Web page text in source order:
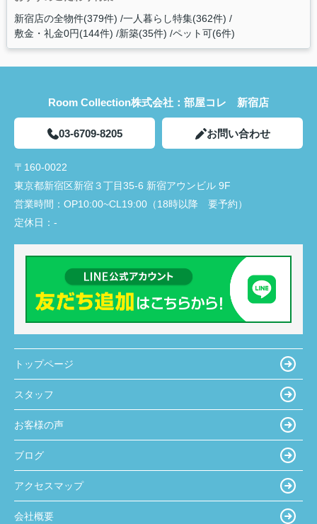
新宿店の全物件(379件) 一人暮らし特集(362件)
敷金・礼金0円(144件) 新築(35件) ペット可(6件)
Room Collection株式会社：部屋コレ 新宿店
03-6709-8205 お問い合わせ
〒160-0022
東京都新宿区新宿３丁目35-6 新宿アウンビル 9F
営業時間： OP10:00~CL19:00（18時以降 要予約）
定休日： -
トップページ
スタッフ
お客様の声
ブログ
アクセスマップ
会社概要